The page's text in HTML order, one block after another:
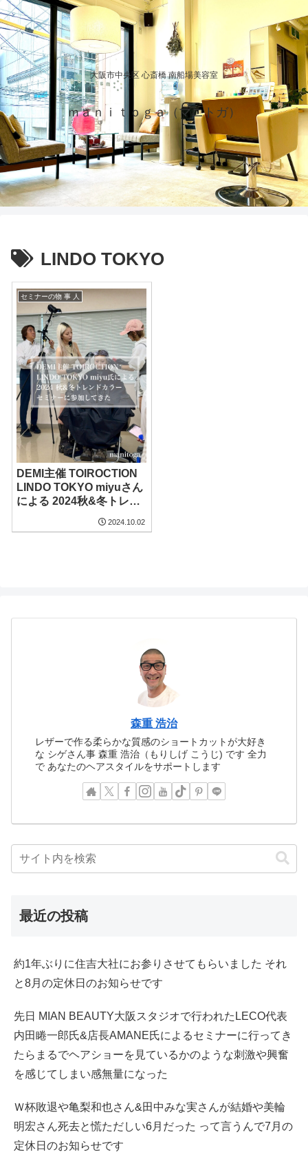
大阪市中央区 心斎橋 南船場美容室
ｍａｎｉｔｏｇａ（マニトガ）
LINDO TOKYO
セミナーの物 事 人
DEMI主催 TOIROCTION
LINDO TOKYO miyuさん
による 2024秋&冬トレン
2024.10.02
森重 浩治
レザーで作る柔らかな質感のショートカットが大好き
な シゲさん事 森重 浩治（もりしげ こうじ) です 全力
で あなたのヘアスタイルをサポートします
最近の投稿
約1年ぶりに住吉大社にお参りさせてもらいました それ
と8月の定休日のお知らせです
先日 MIAN BEAUTY大阪スタジオで行われたLECO代表
内田睠一郎氏&店長AMANE氏によるセミナーに行ってき
たらまるでヘアショーを見ているかのような刺激や興奮
を感じてしまい感無量になった
Ｗ杯敗退や亀梨和也さん&田中みな実さんが結婚や美輪
明宏さん死去と慌ただしい6月だった って言うんで7月の
定休日のお知らせです